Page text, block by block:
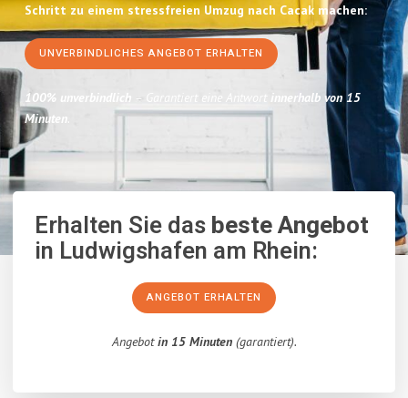
Schritt zu einem stressfreien Umzug nach Cacak machen:
UNVERBINDLICHES ANGEBOT ERHALTEN
100% unverbindlich – Garantiert eine Antwort
innerhalb von 15
Minuten.
Erhalten Sie dasbeste Angebot
in Ludwigshafen am Rhein:
ANGEBOT ERHALTEN
Angebotin 15 Minuten(garantiert).